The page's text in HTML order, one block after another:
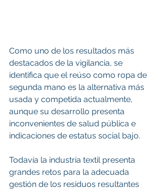
Como uno de los resultados más
destacados de la vigilancia, se
identifica que el reúso como ropa de
segunda mano es la alternativa más
usada y competida actualmente,
aunque su desarrollo presenta
inconvenientes de salud pública e
indicaciones de estatus social bajo.
Todavía la industria textil presenta
grandes retos para la adecuada
gestión de los residuos resultantes